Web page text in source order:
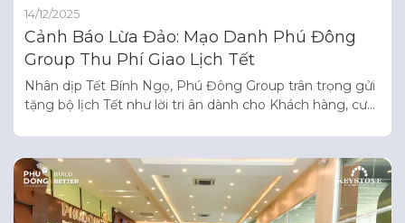
14/12/2025
Cảnh Báo Lừa Đảo: Mạo Danh Phú Đông
Group Thu Phí Giao Lịch Tết
Nhân dịp Tết Bính Ngọ, Phú Đông Group trân trọng gửi
tặng bộ lịch Tết như lời tri ân dành cho Khách hàng, cư
tay cư dân tại các dự án và chuyển